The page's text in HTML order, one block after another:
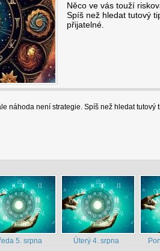
Něco ve vás touží
Spíš než hledat tutový
přijatelné.
náhoda není strategie. Spíš než hledat tutový
5. srpna Úterý 4. srpna